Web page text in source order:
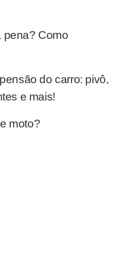
pena? Como
do carro: pivô,
e mais!
moto?